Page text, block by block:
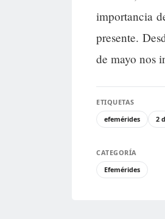
importancia
presente.
de mayo nos
ETIQUETAS
efemérides
2
CATEGORÍA
Efemérides